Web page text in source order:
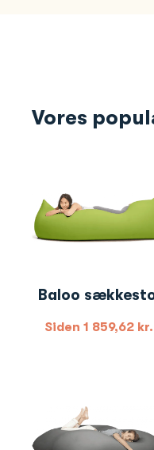
Vores
Baloo
Siden 1 859,62 kr.